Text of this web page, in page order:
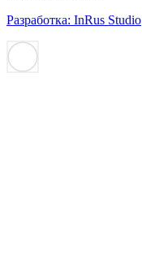
Разработка: InRus Studio